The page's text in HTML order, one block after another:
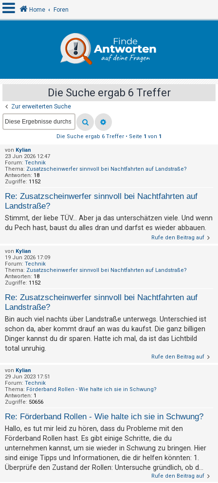
e
l
d
e
n
R
e
i
s
t
i
e
r
e
n
U
n
b
a
n
t
w
o
r
t
e
t
Home Foren
Die Suche ergab 6 Treffer
Zur erweiterten Suche
Die Suche ergab 6 Treffer • Seite 1 von 1
von Kylian
23 Jun 2026 12:47
Forum: Technik
Thema: Zusatzscheinwerfer sinnvoll bei Nachtfahrten auf Landstraße?
Antworten: 18
Zugriffe: 1152
Re: Zusatzscheinwerfer sinnvoll bei Nachtfahrten auf
Landstraße?
Stimmt, der liebe TÜV... Aber ja das unterschätzen viele. Und wenn
du Pech hast, baust du alles dran und darfst es wieder abbauen.
Rufe den Beitrag auf
von Kylian
19 Jun 2026 17:09
Forum: Technik
Thema: Zusatzscheinwerfer sinnvoll bei Nachtfahrten auf Landstraße?
Antworten: 18
Zugriffe: 1152
Re: Zusatzscheinwerfer sinnvoll bei Nachtfahrten auf
Landstraße?
Bin auch viel nachts über Landstraße unterwegs. Unterschied ist
schon da, aber kommt drauf an was du kaufst. Die ganz billigen
Dinger kannst du dir sparen. Hatte ich mal, da ist das Lichtbild
total unruhig.
Rufe den Beitrag auf
von Kylian
29 Jun 2023 17:51
Forum: Technik
Thema: Förderband Rollen - Wie halte ich sie in Schwung?
Antworten: 1
Zugriffe: 50656
Re: Förderband Rollen - Wie halte ich sie in Schwung?
Hallo, es tut mir leid zu hören, dass du Probleme mit den
Förderband Rollen hast. Es gibt einige Schritte, die du
unternehmen kannst, um sie wieder in Schwung zu bringen. Hier
sind einige Tipps und Informationen, die dir helfen könnten: 1.
Überprüfe den Zustand der Rollen: Untersuche gründlich, ob d...
Rufe den Beitrag auf